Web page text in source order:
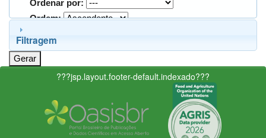
Ordenar por:
Ordem:
Filtragem
???jsp.layout.footer-default.indexado???